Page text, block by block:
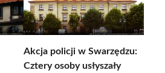
Akcja policji w Swarzędzu:
Cztery osoby usłyszały